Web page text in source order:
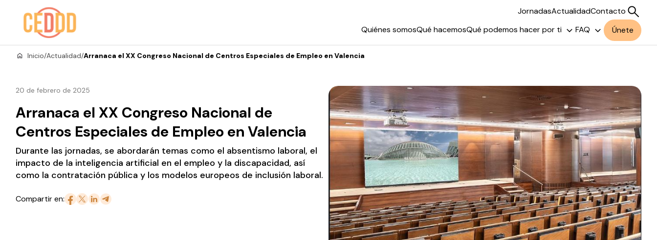
Saltar al contenido
JornadasActualidadContacto
Quiénes somosQué hacemosQué podemos hacer por ti FAQ Únete
Buscar
Inicio/Actualidad/Arranaca el XX Congreso Nacional de Centros Especiales de Empleo en Valencia
20 de febrero de 2025
Arranaca el XX Congreso Nacional de
Centros Especiales de Empleo en Valencia
Durante las jornadas, se abordarán temas como el absentismo laboral, el
impacto de la inteligencia artificial en el empleo y la discapacidad, así
como la contratación pública y los modelos europeos de inclusión laboral.
Compartir en: